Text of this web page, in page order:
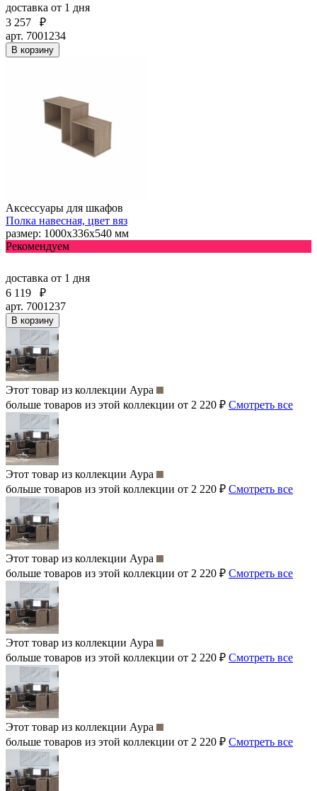
доставка от 1 дня
3 257
₽
арт. 7001234
В корзину
Аксессуары для шкафов
Полка навесная, цвет вяз
размер: 1000х336х540 мм
Рекомендуем
доставка от 1 дня
6 119
₽
арт. 7001237
В корзину
Этот товар из коллекции Аура
больше товаров из этой коллекции от 2 220 ₽ Смотреть все
Этот товар из коллекции Аура
больше товаров из этой коллекции от 2 220 ₽ Смотреть все
Этот товар из коллекции Аура
больше товаров из этой коллекции от 2 220 ₽ Смотреть все
Этот товар из коллекции Аура
больше товаров из этой коллекции от 2 220 ₽ Смотреть все
Этот товар из коллекции Аура
больше товаров из этой коллекции от 2 220 ₽ Смотреть все